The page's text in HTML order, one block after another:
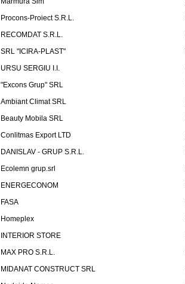
Procons-Proiect S.R.L.
RECOMDAT S.R.L.
SRL "ICIRA-PLAST"
URSU SERGIU I.I.
"Excons Grup" SRL
Ambiant Climat SRL
Beauty Mobila SRL
Conlitmas Export LTD
DANISLAV - GRUP S.R.L.
Ecolemn grup.srl
ENERGECONOM
FASA
Homeplex
INTERIOR STORE
MAX PRO S.R.L.
MIDANAT CONSTRUCT SRL